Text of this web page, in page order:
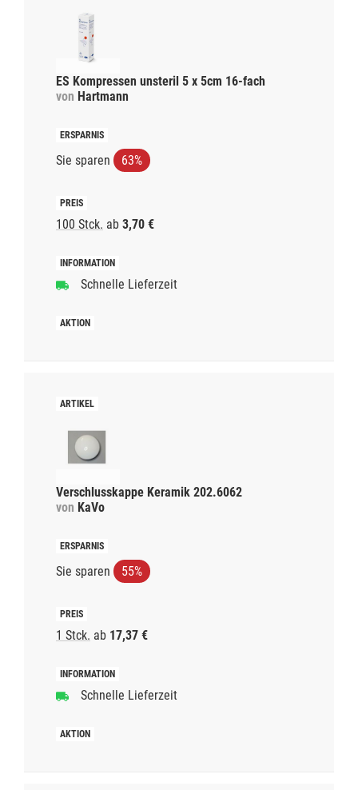
ES Kompressen unsteril 5 x 5cm 16-fach
von Hartmann
Sie sparen 63%
100 Stck. ab 3,70 €
Schnelle Lieferzeit
Verschlusskappe Keramik 202.6062
von KaVo
Sie sparen 55%
1 Stck. ab 17,37 €
Schnelle Lieferzeit